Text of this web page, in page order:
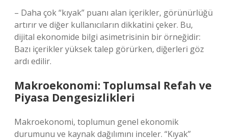
– Daha çok “kıyak” puanı alan içerikler, görünürlüğü
artırır ve diğer kullanıcıların dikkatini çeker. Bu,
dijital ekonomide bilgi asimetrisinin bir örneğidir:
Bazı içerikler yüksek talep görürken, diğerleri göz
ardı edilir.
Makroekonomi: Toplumsal Refah ve
Piyasa Dengesizlikleri
Makroekonomi, toplumun genel ekonomik
durumunu ve kaynak dağılımını inceler. “Kıyak”